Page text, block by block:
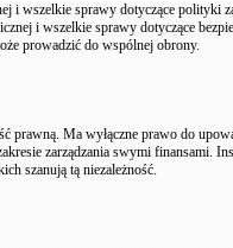
i wszelkie sprawy dotyczące polityki
i wszelkie sprawy dotyczące
prowadzić do wspólnej obrony.
prawną. Ma wyłączne prawo do
zarządzania swymi finansami.
szanują tą niezależność.